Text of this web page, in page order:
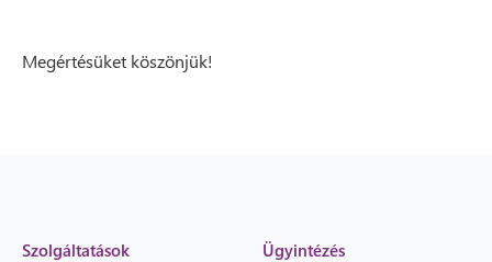
Megértésüket köszönjük!
Szolgáltatások Ügyintézés